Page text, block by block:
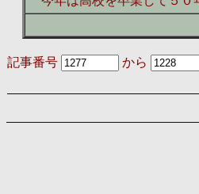
記事番号 から